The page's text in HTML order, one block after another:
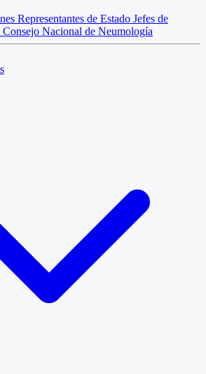
Representantes de Estado Jefes de
Consejo Nacional de Neumología